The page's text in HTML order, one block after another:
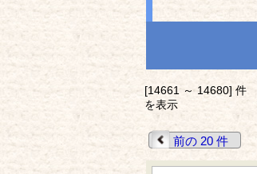
[14661 ～ 14680] 件
を表示
前の 20 件